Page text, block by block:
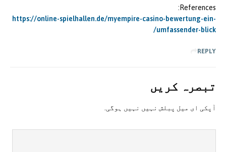
References:
https://online-spielhallen.de/myempire-casino-bewertung-ein-
umfassender-blick/
REPLY
تبصرہ کريں
آپکی ای ميل پبلش نہيں نہيں ہوگی.